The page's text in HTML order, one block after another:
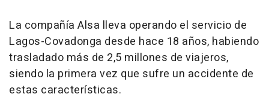
La compañía Alsa lleva operando el servicio de
Lagos-Covadonga desde hace 18 años, habiendo
trasladado más de 2,5 millones de viajeros,
siendo la primera vez que sufre un accidente de
estas características.